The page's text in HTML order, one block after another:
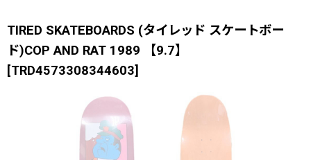
TIRED SKATEBOARDS (タイレッド スケートボー
ド)COP AND RAT 1989 【9.7】
[TRD4573308344603]